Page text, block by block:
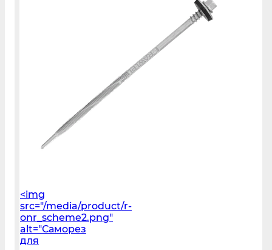
<img
src="/media/product/r-
onr_scheme2.png"
alt="Саморез
для